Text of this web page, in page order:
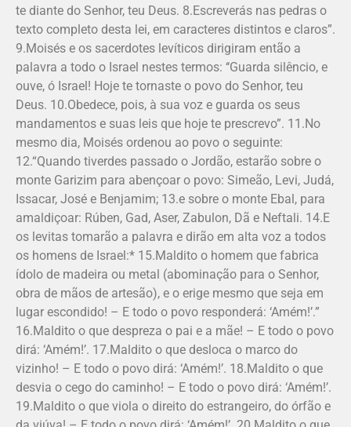
te diante do Senhor, teu Deus. 8.Escreverás nas pedras o
texto completo desta lei, em caracteres distintos e claros”.
9.Moisés e os sacerdotes levíticos dirigiram então a
palavra a todo o Israel nestes termos: ‘‘Guarda silêncio, e
ouve, ó Israel! Hoje te tornaste o povo do Senhor, teu
Deus. 10.Obedece, pois, à sua voz e guarda os seus
mandamentos e suas leis que hoje te prescrevo”. 11.No
mesmo dia, Moisés ordenou ao povo o seguinte:
12.“Quando tiverdes passado o Jordão, estarão sobre o
monte Garizim para abençoar o povo: Simeão, Levi, Judá,
Issacar, José e Benjamim; 13.e sobre o monte Ebal, para
amaldiçoar: Rúben, Gad, Aser, Zabulon, Dã e Neftali. 14.E
os levitas tomarão a palavra e dirão em alta voz a todos
os homens de Israel:* 15.Maldito o homem que fabrica
ídolo de madeira ou metal (abominação para o Senhor,
obra de mãos de artesão), e o erige mesmo que seja em
lugar escondido! – E todo o povo responderá: ‘Amém!’.”
16.Maldito o que despreza o pai e a mãe! – E todo o povo
dirá: ‘Amém!’. 17.Maldito o que desloca o marco do
vizinho! – E todo o povo dirá: ‘Amém!’. 18.Maldito o que
desvia o cego do caminho! – E todo o povo dirá: ‘Amém!’.
19.Maldito o que viola o direito do estrangeiro, do órfão e